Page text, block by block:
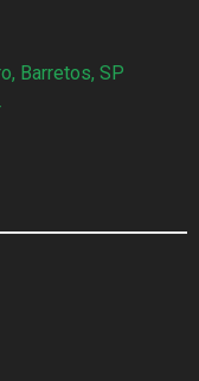
Barretos, SP